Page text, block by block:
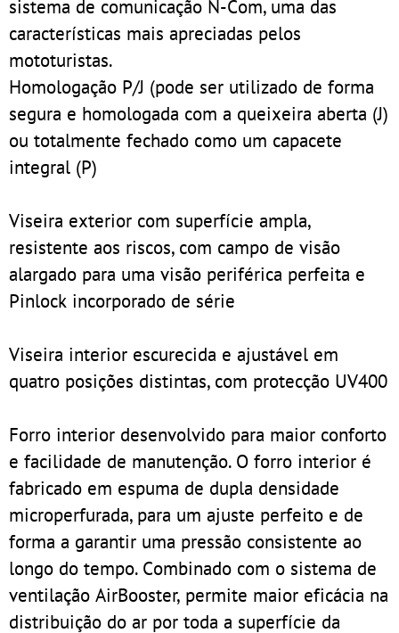
sistema de comunicação N-Com, uma das
características mais apreciadas pelos
mototuristas.
Homologação P/J (pode ser utilizado de forma
segura e homologada com a queixeira aberta (J)
ou totalmente fechado como um capacete
integral (P)
Viseira exterior com superfície ampla,
resistente aos riscos, com campo de visão
alargado para uma visão periférica perfeita e
Pinlock incorporado de série
Viseira interior escurecida e ajustável em
quatro posições distintas, com protecção UV400
Forro interior desenvolvido para maior conforto
e facilidade de manutenção. O forro interior é
fabricado em espuma de dupla densidade
microperfurada, para um ajuste perfeito e de
forma a garantir uma pressão consistente ao
longo do tempo. Combinado com o sistema de
ventilação AirBooster, permite maior eficácia na
distribuição do ar por toda a superfície da